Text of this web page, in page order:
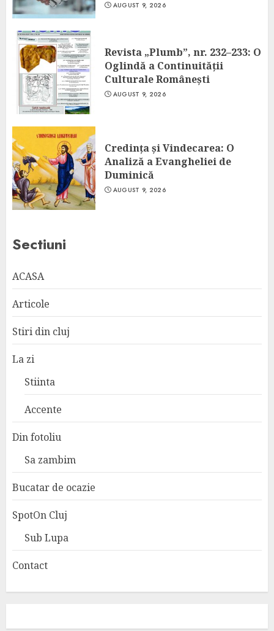
AUGUST 9, 2026
Revista „Plumb”, nr. 232–233: O
Oglindă a Continuității
Culturale Românești
AUGUST 9, 2026
Credința și Vindecarea: O
Analiză a Evangheliei de
Duminică
AUGUST 9, 2026
Sectiuni
ACASA
Articole
Stiri din cluj
La zi
Stiinta
Accente
Din fotoliu
Sa zambim
Bucatar de ocazie
SpotOn Cluj
Sub Lupa
Contact